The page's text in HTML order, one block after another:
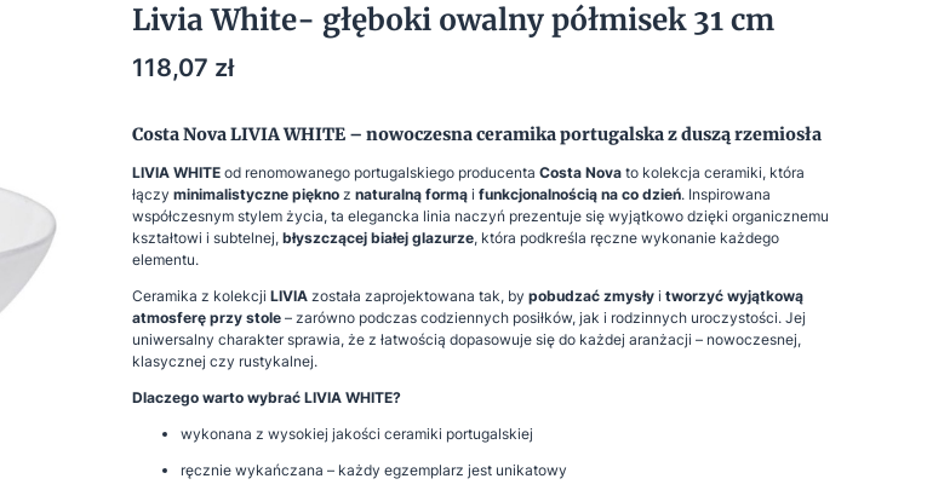
Livia White- głęboki owalny półmisek 31 cm
Cena
118,07 zł
Costa Nova LIVIA WHITE – nowoczesna ceramika portugalska z duszą rzemiosła
LIVIA WHITE od renomowanego portugalskiego producenta Costa Nova to kolekcja ceramiki, która
łączy minimalistyczne piękno z naturalną formą i funkcjonalnością na co dzień. Inspirowana
współczesnym stylem życia, ta elegancka linia naczyń prezentuje się wyjątkowo dzięki organicznemu
kształtowi i subtelnej, błyszczącej białej glazurze, która podkreśla ręczne wykonanie każdego
elementu.
Ceramika z kolekcji LIVIA została zaprojektowana tak, by pobudzać zmysły i tworzyć wyjątkową
atmosferę przy stole – zarówno podczas codziennych posiłków, jak i rodzinnych uroczystości. Jej
uniwersalny charakter sprawia, że z łatwością dopasowuje się do każdej aranżacji – nowoczesnej,
klasycznej czy rustykalnej.
Dlaczego warto wybrać LIVIA WHITE?
wykonana z wysokiej jakości ceramiki portugalskiej
ręcznie wykańczana – każdy egzemplarz jest unikatowy